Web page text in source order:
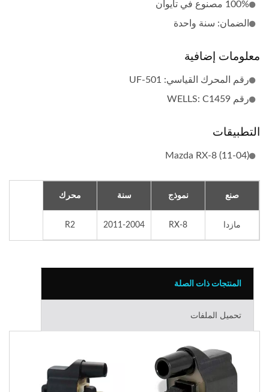
100% مصنوع في تايوان
الضمان: سنة واحدة
معلومات إضافية
رقم المحرك القياسي: UF-501
رقم WELLS: C1459
التطبيقات
Mazda RX-8 (11-04)
صنع نموذج سنة محرك
مازدا RX-8
2011-2004
R2
المنتجات ذات الصلة
تحميل الملفات